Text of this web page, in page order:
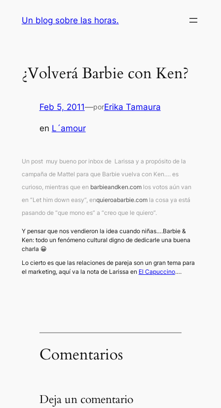
Un blog sobre las horas.
¿Volverá Barbie con Ken?
Feb 5, 2011—porErika Tamaura
en L´amour
Un post muy bueno por inbox de Larissa y a propósito de la
campaña de Mattel para que Barbie vuelva con Ken…. es
curioso, mientras que en barbieandken.comlos votos aún van
en “Let him down easy”, enquieroabarbie.comla cosa ya está
pasando de “que mono es” a “creo que le quiero”.
Y pensar que nos vendieron la idea cuando niñas….Barbie &
Ken: todo un fenómeno cultural digno de dedicarle una buena
charla 😀
Lo cierto es que las relaciones de pareja son un gran tema para
el marketing, aquí va la nota de Larissa en El Capuccino….
Comentarios
Deja un comentario